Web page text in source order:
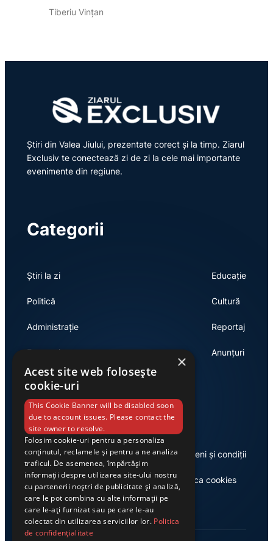
Tiberiu Vințan
Știri din Valea Jiului, prezentate corect și la timp. Ziarul
Exclusiv te conectează zi de zi la cele mai importante
evenimente din regiune.
Categorii
Știri la zi
Politică
Administrație
Economie
Educație
Cultură
Reportaj
Anunțuri
Link-uri utile
Despre noi
Casa de editură Exclusiv
Termeni și condiții
Politica cookies
×
Acest site web folosește
cookie-uri
This Cookie Banner will be disabled soon
due to account issues. Please contact the
site owner to resolve.
Folosim cookie-uri pentru a personaliza
conținutul, reclamele și pentru a ne analiza
traficul. De asemenea, împărtășim
informații despre utilizarea site-ului nostru
cu partenerii noștri de publicitate și analiză,
care le pot combina cu alte informații pe
care le-ați furnizat sau pe care le-au
colectat din utilizarea serviciilor lor. Politica
de confidențialitate